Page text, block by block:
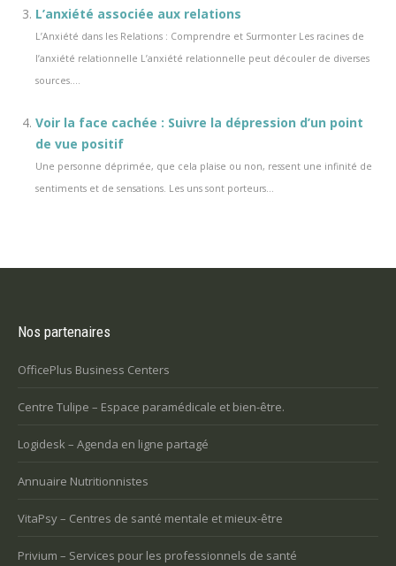
L’anxiété associée aux relations
L’Anxiété dans les Relations : Comprendre et Surmonter Les racines de
l’anxiété relationnelle L’anxiété relationnelle peut découler de diverses
sources....
Voir la face cachée : Suivre la dépression d’un point
de vue positif
Une personne déprimée, que cela plaise ou non, ressent une infinité de
sentiments et de sensations. Les uns sont porteurs...
Nos partenaires
OfficePlus Business Centers
Centre Tulipe – Espace paramédicale et bien-être.
Logidesk – Agenda en ligne partagé
Annuaire Nutritionnistes
VitaPsy – Centres de santé mentale et mieux-être
Privium – Services pour les professionnels de santé